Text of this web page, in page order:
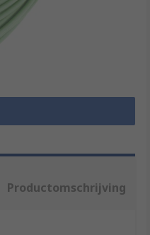
Productomschrijving